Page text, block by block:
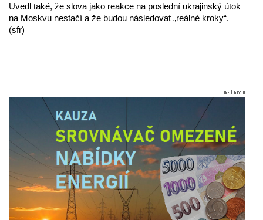
Uvedl také, že slova jako reakce na poslední ukrajinský útok
na Moskvu nestačí a že budou následovat „reálné kroky“.
(sfr)